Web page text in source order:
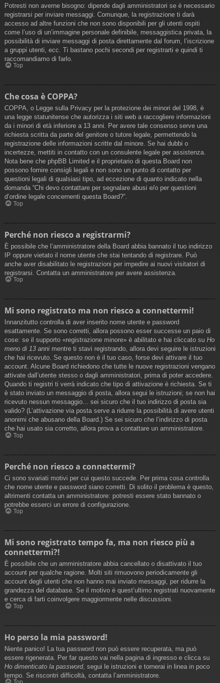
Potresti non averne bisogno: dipende dagli amministratori se è necessario
registrarsi per inviare messaggi. Comunque, la registrazione ti darà
accesso ad altre funzioni che non sono disponibili per gli utenti ospiti
come l’uso di un’immagine personale definibile, messaggistica privata, la
possibilità di inviare messaggi di posta direttamente dal forum, l’iscrizione
a gruppi utenti, ecc. Ti bastano pochi secondi per registrarti e quindi ti
raccomandiamo di farlo.
Top
Che cosa è COPPA?
COPPA, o Legge sulla Privacy per la protezione dei minori del 1998, è
una legge statunitense che autorizza i siti web a raccogliere informazioni
da i minori di età inferiore a 13 anni. Per avere tale consenso serve una
richiesta scritta da parte del genitore o tutore legale, permettendo la
registrazione delle informazioni scritte dal minore. Se hai dubbi o
incertezze, mettiti in contatto con un consulente legale per assistenza.
Nota bene che phpBB Limited e il proprietario di questa Board non
possono fornire consigli legali e non sono un punto di contatto per
questioni legali di qualsiasi tipo, ad eccezione di quanto indicato nella
domanda “Chi devo contattare per segnalare abusi e/o per questioni
d’ordine legale concernenti questa Board?”.
Top
Perché non riesco a registrarmi?
È possibile che l’amministratore della Board abbia bannato il tuo indirizzo
IP oppure vietato il nome utente che stai tentando di registrare. Può
anche aver disabilitato le registrazioni per impedire ai nuovi visitatori di
registrarsi. Contatta un amministratore per avere assistenza.
Top
Mi sono registrato ma non riesco a connettermi!
Innanzitutto controlla di aver inserito nome utente e password
esattamente. Se sono corretti, allora possono esser successe un paio di
cose: se il supporto «registrazione minore» è abilitato e hai cliccato su Ho
meno di 13 anni mentre ti stavi registrando, allora devi seguire le istruzioni
che hai ricevuto. Se questo non è il tuo caso, forse devi attivare il tuo
account. Alcune Board richiedono che tutte le nuove registrazioni vengano
attivate dall’utente stesso o dagli amministratori, prima di poter accedere.
Quando ti registri ti verrà indicato che tipo di attivazione è richiesta. Se ti
è stato inviato un messaggio di posta, allora segui le istruzioni; se non hai
ricevuto nessun messaggio... sei sicuro che il tuo indirizzo di posta sia
valido? (L’attivazione via posta serve a ridurre la possibilità di avere utenti
anonimi che abusano della Board.) Se sei sicuro che l’indirizzo di posta
che hai usato sia corretto, allora prova a contattare un amministratore.
Top
Perché non riesco a connettermi?
Ci sono svariati motivi per cui questo succede. Per prima cosa controlla
che nome utente e password siano corretti. Di solito il problema è questo,
altrimenti contatta un amministratore: potresti essere stato bannato o
potrebbe esserci un errore di configurazione.
Top
Mi sono registrato tempo fa, ma non riesco più a
connettermi?!
È possibile che un amministratore abbia cancellato o disattivato il tuo
account per qualche ragione. Molti siti rimuovono periodicamente gli
account degli utenti che non hanno mai inviato messaggi, per ridurre la
grandezza del database. Se il motivo è quest’ultimo registrati nuovamente
e cerca di farti coinvolgere maggiormente nelle discussioni.
Top
Ho perso la mia password!
Niente panico! La tua password non può essere recuperata, ma può
essere rigenerata. Per far questo vai nella pagina di ingresso e clicca su
Ho dimenticato la password, segui le istruzioni e tornerai in linea in poco
tempo. Se riscontri difficoltà, contatta l’amministratore.